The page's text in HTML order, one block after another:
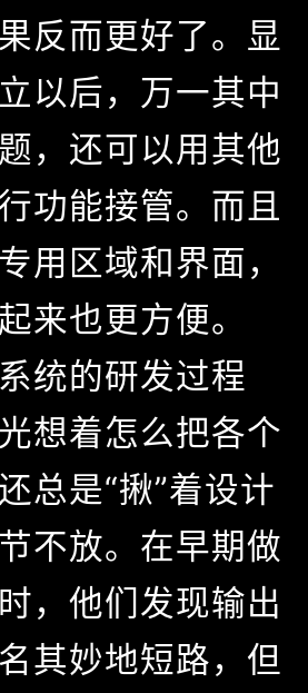
反而更好了。显
以后，万一其中
，还可以用其他
功能接管。而且
用区域和界面，
来也更方便。
的研发过程
想着怎么把各个
总是“揪”着设计
不放。在早期做
，他们发现输出
其妙地短路，但